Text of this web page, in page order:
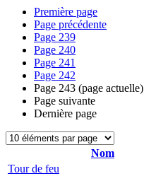
Première page
Page précédente
Page 239
Page 240
Page 241
Page 242
Page 243 (page actuelle)
Page suivante
Dernière page
Nom
Tour de feu